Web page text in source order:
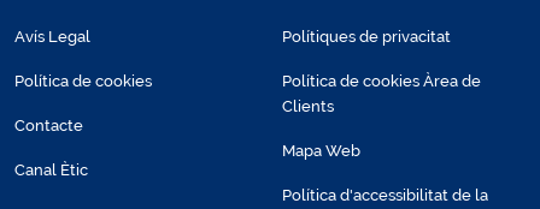
Avís Legal
Política de cookies
Contacte
Canal Ètic
Polítiques de privacitat
Política de cookies Àrea de
Clients
Mapa Web
Política d'accessibilitat de la